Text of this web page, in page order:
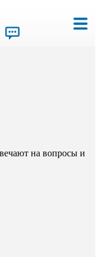
на вопросы и